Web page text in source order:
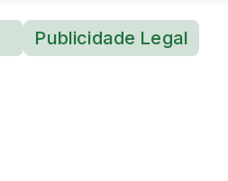
Publicidade Legal